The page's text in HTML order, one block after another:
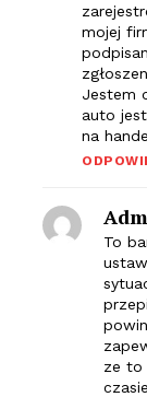
mojej
Jestem
auto
na
To
ze to